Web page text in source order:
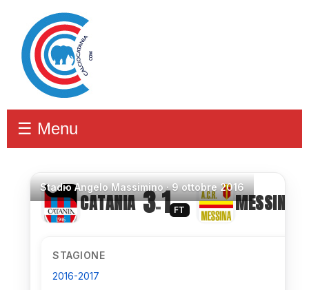
☰ Menu
StadioAngelo Massimino ·9 ottobre 2016
CATANIA 3–1 FT MESSINA
STAGIONE
2016-2017